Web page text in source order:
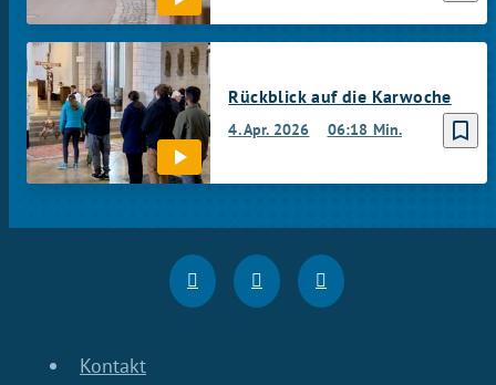
bookmark_border
4. Apr. 2026 06:18 Min.
Rückblick auf die Karwoche
Kontakt